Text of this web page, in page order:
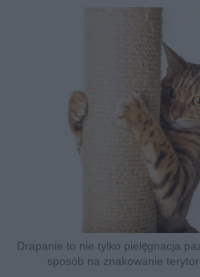
Drapanie to nie tylko pielęgnacja
sposób na znakowanie